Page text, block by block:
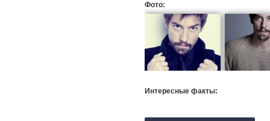
Фото:
Интересные факты: